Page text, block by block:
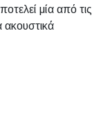
μία από τις
ακουστικά